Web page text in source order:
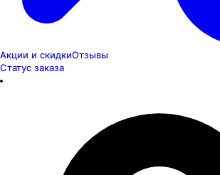
Акции и скидкиОтзывы
Статус заказа